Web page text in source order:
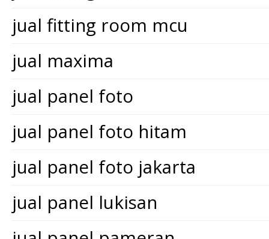
jual fitting room mcu
jual maxima
jual panel foto
jual panel foto hitam
jual panel foto jakarta
jual panel lukisan